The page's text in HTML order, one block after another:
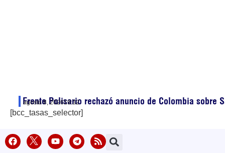
Frente Polisario rechazó anuncio de Colombia sobre
agosto 8, 202619:32
[bcc_tasas_selector]